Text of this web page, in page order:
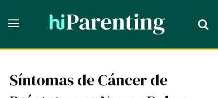
Síntomas de Cáncer de